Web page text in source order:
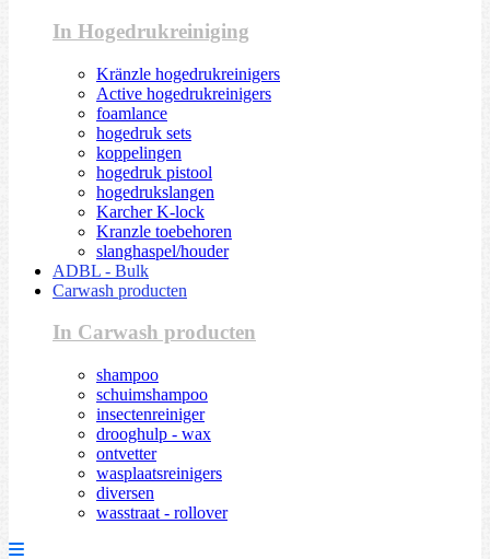
In Hogedrukreiniging
Kränzle hogedrukreinigers
Active hogedrukreinigers
foamlance
hogedruk sets
koppelingen
hogedruk pistool
hogedrukslangen
Karcher K-lock
Kranzle toebehoren
slanghaspel/houder
ADBL - Bulk
Carwash producten
In Carwash producten
shampoo
schuimshampoo
insectenreiniger
drooghulp - wax
ontvetter
wasplaatsreinigers
diversen
wasstraat - rollover